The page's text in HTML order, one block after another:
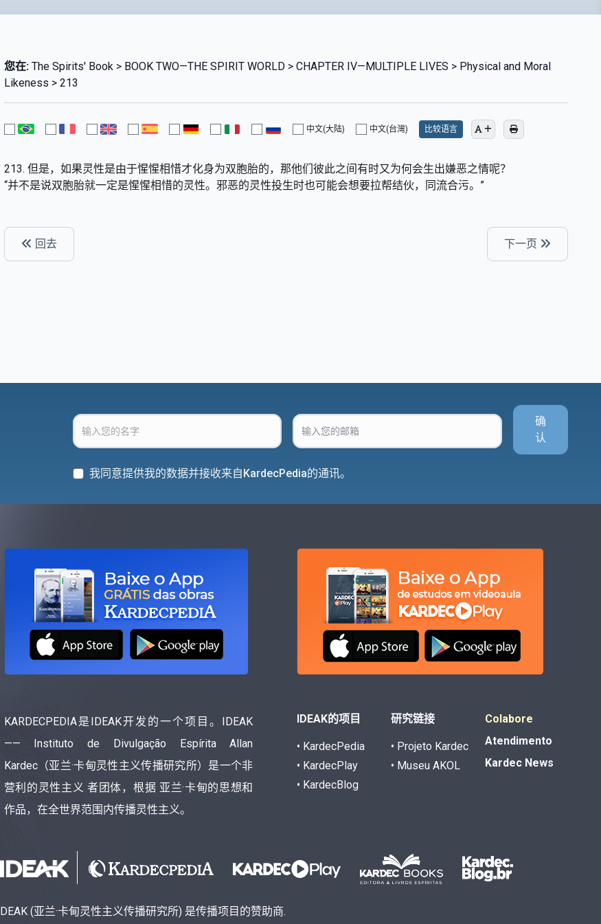
您在:The Spirits' Book > BOOK TWO—THE SPIRIT WORLD > CHAPTER IV—MULTIPLE LIVES > Physical and Moral
Likeness > 213
中文(大陆) 中文(台灣) 比较语言
213. 但是，如果灵性是由于惺惺相惜才化身为双胞胎的，那他们彼此之间有时又为何会生出嫌恶之情呢？
“并不是说双胞胎就一定是惺惺相惜的灵性。邪恶的灵性投生时也可能会想要拉帮结伙，同流合污。”
回去 下一页
确
认
我同意提供我的数据并接收来自KardecPedia的通讯。
KARDECPEDIA是IDEAK开发的一个项目。IDEAK
—— Instituto de Divulgação Espírita Allan
Kardec（亚兰·卡甸灵性主义传播研究所）是一个非
营利的灵性主义 者团体，根据 亚兰·卡甸的思想和
作品，在全世界范围内传播灵性主义。
IDEAK的项目
• KardecPedia
• KardecPlay
• KardecBlog
研究链接
• Projeto Kardec
• Museu AKOL
Colabore
Atendimento
Kardec News
DEAK (亚兰·卡甸灵性主义传播研究所) 是传播项目的赞助商.